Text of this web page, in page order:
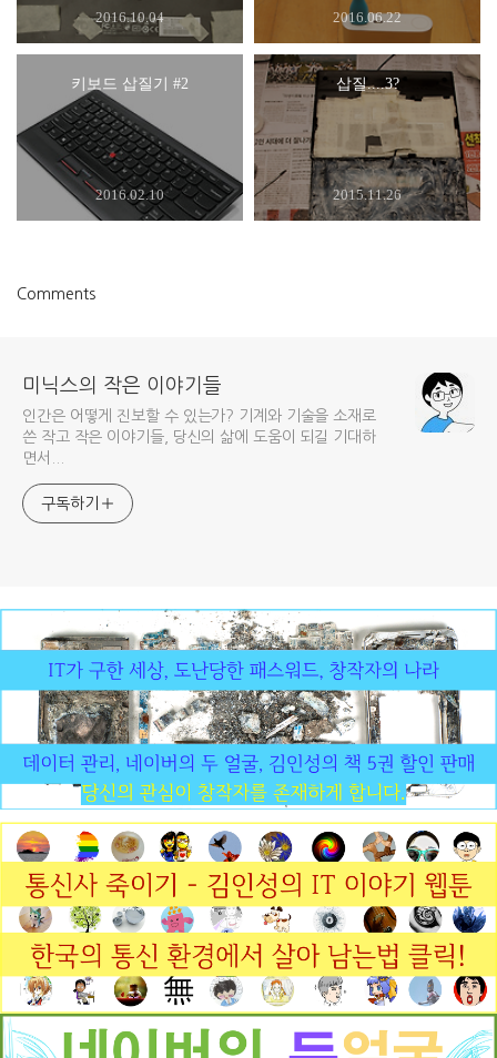
2016.10.04 2016.06.22
키보드 삽질기 #2
2016.02.10
삽질....3?
2015.11.26
Comments
미닉스의 작은 이야기들
인간은 어떻게 진보할 수 있는가? 기계와 기술을 소재로
쓴 작고 작은 이야기들, 당신의 삶에 도움이 되길 기대하
면서...
구독하기